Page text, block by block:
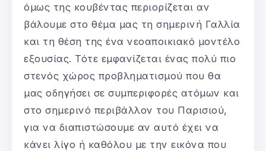
όμως της κουβέντας περιορίζεται αν
βάλουμε στο θέμα μας τη σημερινή Γαλλία
και τη θέση της ένα νεοαποικιακό μοντέλο
εξουσίας. Τότε εμφανίζεται ένας πολύ πιο
στενός χώρος προβληματισμού που θα
μας οδηγήσει σε συμπεριφορές ατόμων και
στο σημερινό περιβάλλον του Παρισιού,
για να διαπιστώσουμε αν αυτό έχει να
κάνει λίγο ή καθόλου με την εικόνα που